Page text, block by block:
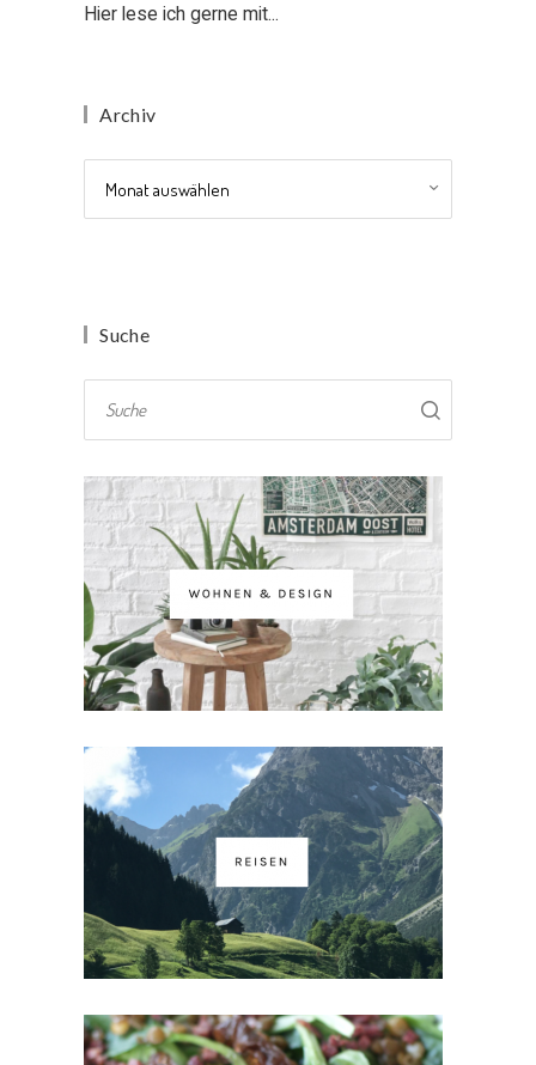
Hier lese ich gerne mit...
Archiv
Suche